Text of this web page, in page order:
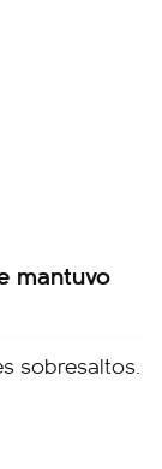
mantuvo